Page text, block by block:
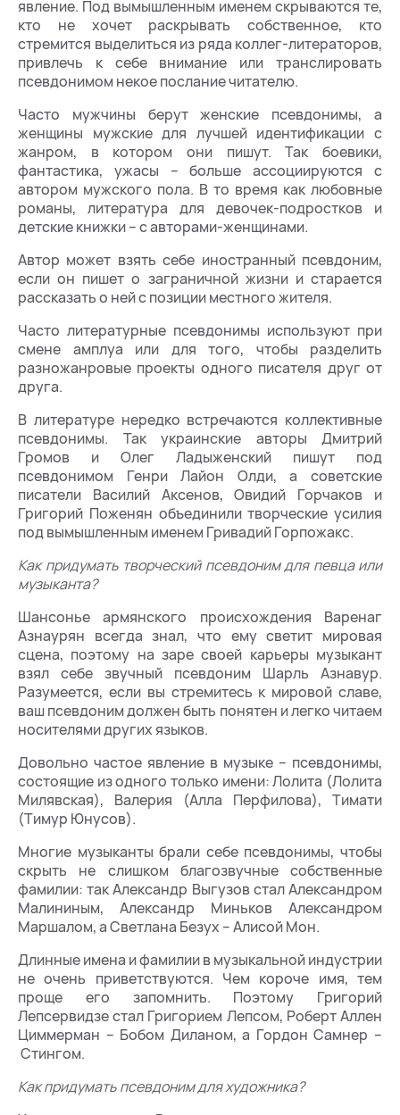
явление. Под вымышленным именем скрываются те,
кто не хочет раскрывать собственное, кто
стремится выделиться из ряда коллег-литераторов,
привлечь к себе внимание или транслировать
псевдонимом некое послание читателю.
Часто мужчины берут женские псевдонимы, а
женщины мужские для лучшей идентификации с
жанром, в котором они пишут. Так боевики,
фантастика, ужасы – больше ассоциируются с
автором мужского пола. В то время как любовные
романы, литература для девочек-подростков и
детские книжки – с авторами-женщинами.
Автор может взять себе иностранный псевдоним,
если он пишет о заграничной жизни и старается
рассказать о ней с позиции местного жителя.
Часто литературные псевдонимы используют при
смене амплуа или для того, чтобы разделить
разножанровые проекты одного писателя друг от
друга.
В литературе нередко встречаются коллективные
псевдонимы. Так украинские авторы Дмитрий
Громов и Олег Ладыженский пишут под
псевдонимом Генри Лайон Олди, а советские
писатели Василий Аксенов, Овидий Горчаков и
Григорий Поженян объединили творческие усилия
под вымышленным именем Гривадий Горпожакс.
Как придумать творческий псевдоним для певца или
музыканта?
Шансонье армянского происхождения Варенаг
Азнаурян всегда знал, что ему светит мировая
сцена, поэтому на заре своей карьеры музыкант
взял себе звучный псевдоним Шарль Азнавур.
Разумеется, если вы стремитесь к мировой славе,
ваш псевдоним должен быть понятен и легко читаем
носителями других языков.
Довольно частое явление в музыке – псевдонимы,
состоящие из одного только имени: Лолита (Лолита
Милявская), Валерия (Алла Перфилова), Тимати
(Тимур Юнусов).
Многие музыканты брали себе псевдонимы, чтобы
скрыть не слишком благозвучные собственные
фамилии: так Александр Выгузов стал Александром
Малининым, Александр Миньков Александром
Маршалом, а Светлана Безух – Алисой Мон.
Длинные имена и фамилии в музыкальной индустрии
не очень приветствуются. Чем короче имя, тем
проще его запомнить. Поэтому Григорий
Лепсервидзе стал Григорием Лепсом, Роберт Аллен
Циммерман – Бобом Диланом, а Гордон Самнер –
Стингом.
Как придумать псевдоним для художника?